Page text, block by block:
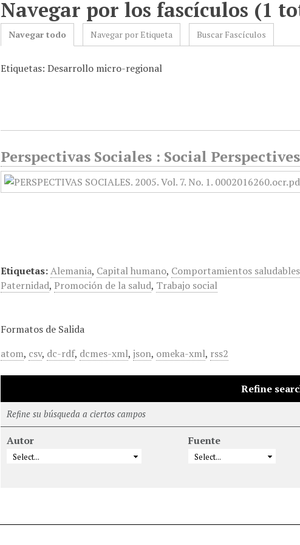
Navegar por los fascículos (1
Navegar todo Navegar por Etiqueta Buscar Fascículos
Etiquetas: Desarrollo micro-regional
Perspectivas Sociales : Social
Etiquetas:Alemania, Capital humano, Comportamientos saludables
Paternidad, Promoción de la salud, Trabajo social
Formatos de Salida
atom, csv, dc-rdf, dcmes-xml,json, omeka-xml, rss2
Refine
Refine su búsqueda a ciertos campos
Autor Fuente